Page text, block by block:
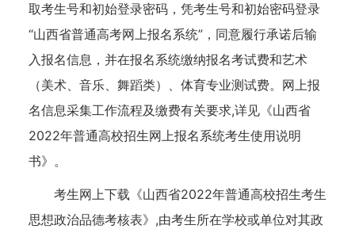
取考生号和初始登录密码，凭考生号和初始密码登录
“山西省普通高考网上报名系统”，同意履行承诺后输
入报名信息，并在报名系统缴纳报名考试费和艺术
（美术、音乐、舞蹈类）、体育专业测试费。网上报
名信息采集工作流程及缴费有关要求,详见《山西省
2022年普通高校招生网上报名系统考生使用说明
书》。
考生网上下载《山西省2022年普通高校招生考生
思想政治品德考核表》,由考生所在学校或单位对其政